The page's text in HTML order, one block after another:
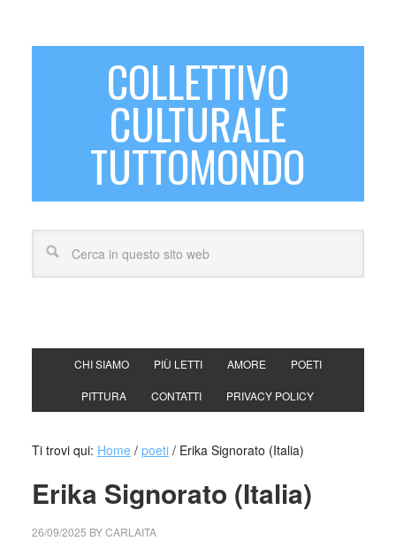
COLLETTIVO
CULTURALE
TUTTOMONDO
CHI SIAMO PIÙ LETTI AMORE POETI
PITTURA CONTATTI PRIVACY POLICY
Ti trovi qui: Home / poeti /Erika Signorato (Italia)
Erika Signorato (Italia)
26/09/2025 BYCARLAITA